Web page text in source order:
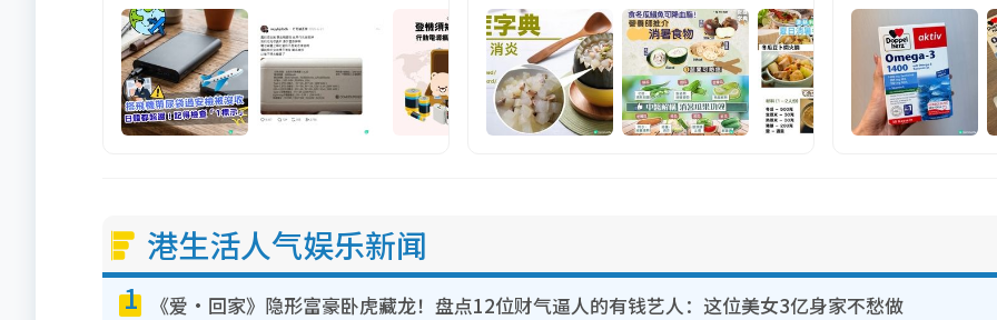
港生活人气娱乐新闻
1 《爱·回家》隐形富豪卧虎藏龙！盘点12位财气逼人的有钱艺人：这位美女3亿身家不愁做